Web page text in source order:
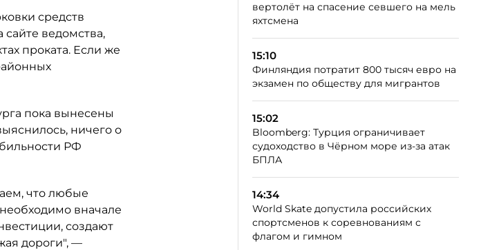
средств
ведомства,
проката. Если же
пока вынесены
ничего о
РФ
что любые
вначале
создают
дороги", —
вертолёт на спасение севшего на мель
яхтсмена
15:10
Финляндия потратит 800 тысяч евро на
экзамен по обществу для мигрантов
15:02
Bloomberg: Турция ограничивает
судоходство в Чёрном море из-за атак
БПЛА
14:34
World Skate допустила российских
спортсменов к соревнованиям с
флагом и гимном